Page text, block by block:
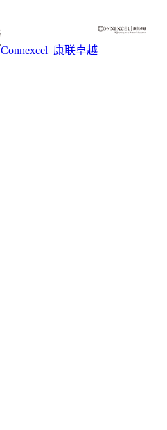
Connexcel_康联卓越